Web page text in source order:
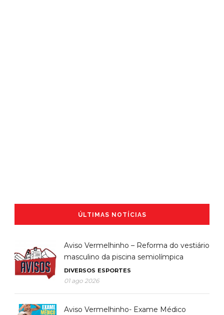
ÚLTIMAS NOTÍCIAS
Aviso Vermelhinho – Reforma do vestiário
masculino da piscina semiolímpica
DIVERSOS ESPORTES
01 ago 2026
Aviso Vermelhinho- Exame Médico